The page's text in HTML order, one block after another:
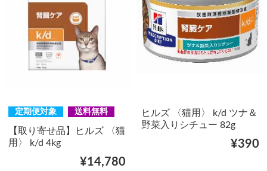
定期便対象 送料無料
【取り寄せ品】ヒルズ 〈猫
用〉 k/d 4kg
¥14,780
ヒルズ 〈猫用〉 k/d ツナ＆
野菜入りシチュー 82g
¥390